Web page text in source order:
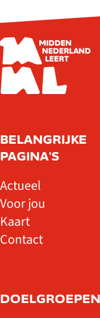
BELANGRIJKE
PAGINA'S
Actueel
Voor jou
Kaart
Contact
DOELGROEPEN